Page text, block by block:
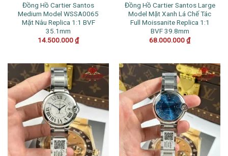
Đồng Hồ Cartier Santos
Medium Model WSSA0065
Mặt Nâu Replica 1:1 BVF
35.1mm
14.500.000₫
Đồng Hồ Cartier Santos Large
Model Mặt Xanh Lá Chế Tác
Full Moissanite Replica 1:1
BVF 39.8mm
68.000.000₫